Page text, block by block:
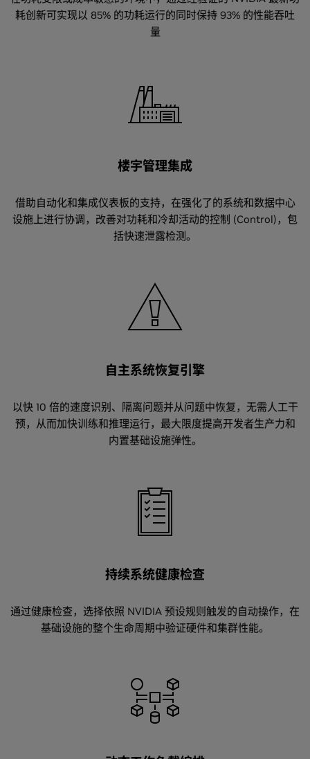
耗创新可实现以 85% 的功耗运行的同时保持 93% 的性能吞吐
量
楼宇管理集成
借助自动化和集成仪表板的支持，在强化了的系统和数据中心
设施上进行协调，改善对功耗和冷却活动的控制 (Control)，包
括快速泄露检测。
自主系统恢复引擎
以快 10 倍的速度识别、隔离问题并从问题中恢复，无需人工干
预，从而加快训练和推理运行，最大限度提高开发者生产力和
内置基础设施弹性。
持续系统健康检查
通过健康检查，选择依照 NVIDIA 预设规则触发的自动操作，在
基础设施的整个生命周期中验证硬件和集群性能。